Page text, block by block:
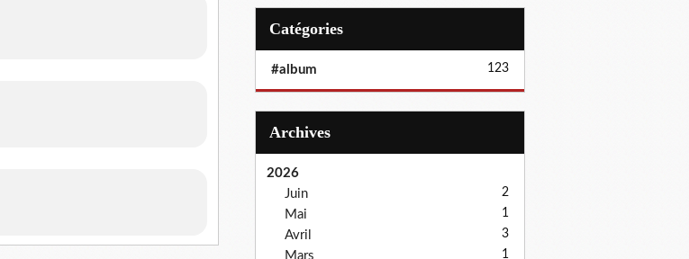
Catégories
#album 123
Archives
2026
Juin
2
Mai 1
Avril 3
Mars 1